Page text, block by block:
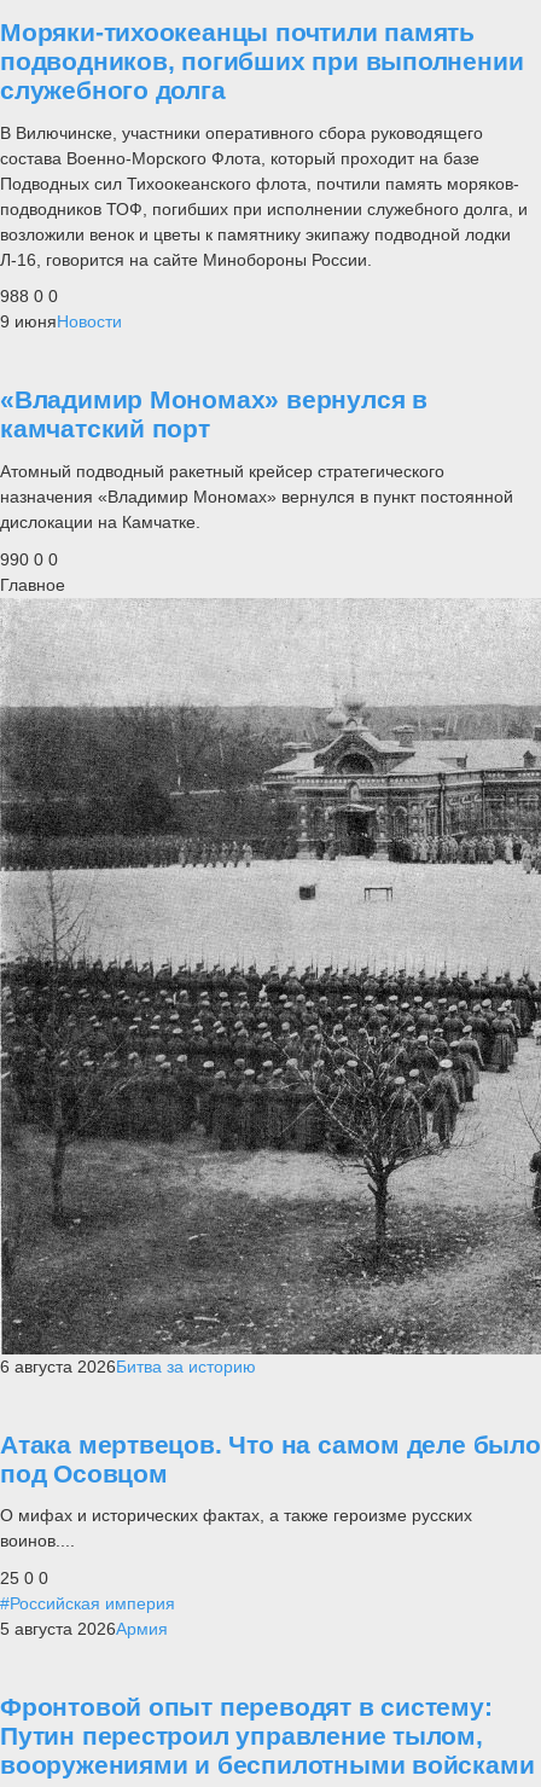
Моряки-тихоокеанцы почтили память
подводников, погибших при выполнении
служебного долга
В Вилючинске, участники оперативного сбора руководящего
состава Военно-Морского Флота, который проходит на базе
Подводных сил Тихоокеанского флота, почтили память моряков-
подводников ТОФ, погибших при исполнении служебного долга, и
возложили венок и цветы к памятнику экипажу подводной лодки
Л-16, говорится на сайте Минобороны России.
988 0 0
9 июняНовости
«Владимир Мономах» вернулся в
камчатский порт
Атомный подводный ракетный крейсер стратегического
назначения «Владимир Мономах» вернулся в пункт постоянной
дислокации на Камчатке.
990 0 0
Главное
6 августа 2026Битва за историю
Атака мертвецов. Что на самом деле было
под Осовцом
О мифах и исторических фактах, а также героизме русских
воинов....
25 0 0
#Российская империя
5 августа 2026Армия
Фронтовой опыт переводят в систему:
Путин перестроил управление тылом,
вооружениями и беспилотными войсками